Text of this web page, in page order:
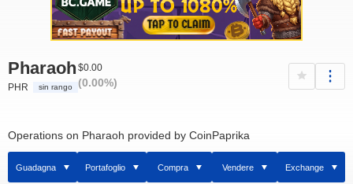
Pharaoh
PHR sin rango
$0.00
(0.00%)
Operations on Pharaoh provided by CoinPaprika
Guadagna Portafoglio Compra Vendere Exchange